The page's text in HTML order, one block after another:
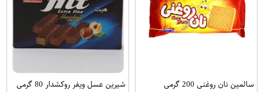
سالمین نان روغنی 200 گرمی شیرین عسل ویفر روکشدار 80 گرمی